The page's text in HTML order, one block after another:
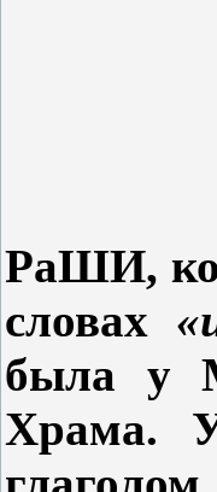
РаШИ,
словах
была у
Храма.